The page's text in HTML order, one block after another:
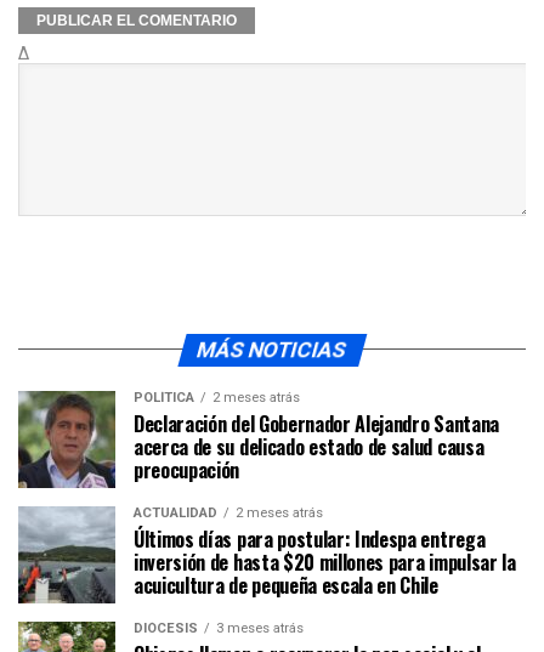
Δ
MÁS NOTICIAS
POLÍTICA 2 meses atrás
Declaración del Gobernador Alejandro Santana
acerca de su delicado estado de salud causa
preocupación
ACTUALIDAD 2 meses atrás
Últimos días para postular: Indespa entrega
inversión de hasta $20 millones para impulsar la
acuicultura de pequeña escala en Chile
DIÓCESIS 3 meses atrás